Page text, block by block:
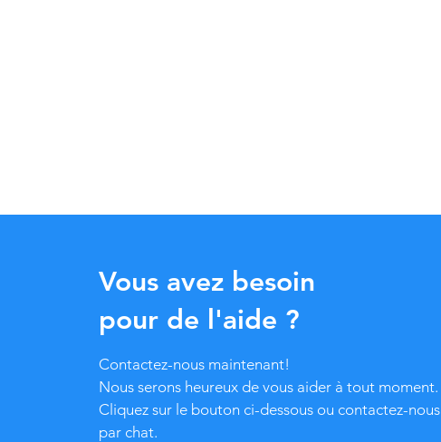
Vous avez besoin
pour de l'aide ?
Contactez-nous maintenant!
Nous serons heureux de vous aider à tout moment.
Cliquez sur le bouton ci-dessous ou contactez-nous
par chat.